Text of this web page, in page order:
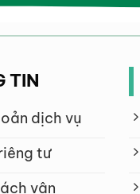
TIN
dịch vụ
tư
vận